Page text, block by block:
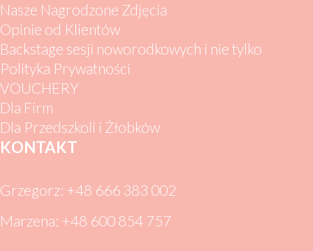
Nasze Nagrodzone Zdjęcia
Opinie od Klientów
Backstage sesji noworodkowych i nie tylko
Polityka Prywatności
VOUCHERY
Dla Firm
Dla Przedszkoli i Żłobków
KONTAKT
Grzegorz: +48 666 383 002
Marzena: +48 600 854 757